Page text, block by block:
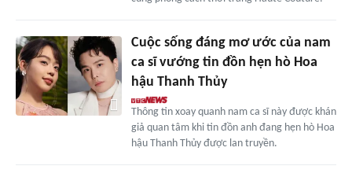
Cuộc sống đáng mơ ước của nam
ca sĩ vướng tin đồn hẹn hò Hoa
hậu Thanh Thủy
Thông tin xoay quanh nam ca sĩ này được khán
giả quan tâm khi tin đồn anh đang hẹn hò Hoa
hậu Thanh Thủy được lan truyền.